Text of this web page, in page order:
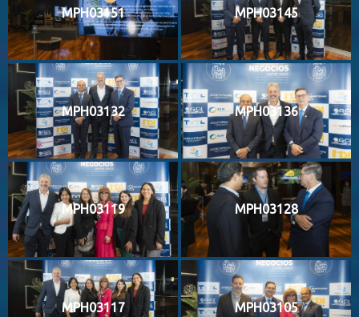
MPH03151 MPH03145
MPH03132 MPH03136
MPH03119 MPH03128
MPH03117 MPH03105